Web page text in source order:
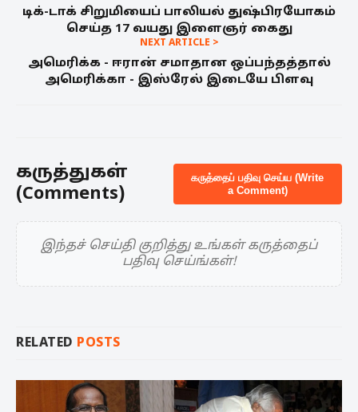
டிக்-டாக் சிறுமியைப் பாலியல் துஷ்பிரயோகம்
செய்த 17 வயது இளைஞர் கைது
NEXT ARTICLE >
அமெ­ரிக்க - ஈரான் சமா­தான ஒப்­பந்­தத்தால்
அமெ­ரிக்கா - இஸ்ரேல் இடையே பிளவு
கருத்துகள்
(Comments)
கருத்தைப் பதிவு செய்ய (Write
a Comment)
இந்தச் செய்தி குறித்து உங்கள் கருத்தைப்
பதிவு செய்ங்கள்!
RELATED POSTS